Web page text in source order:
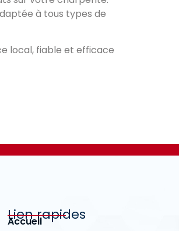
à tous types de
local, fiable et efficace
Lien rapides
Accueil